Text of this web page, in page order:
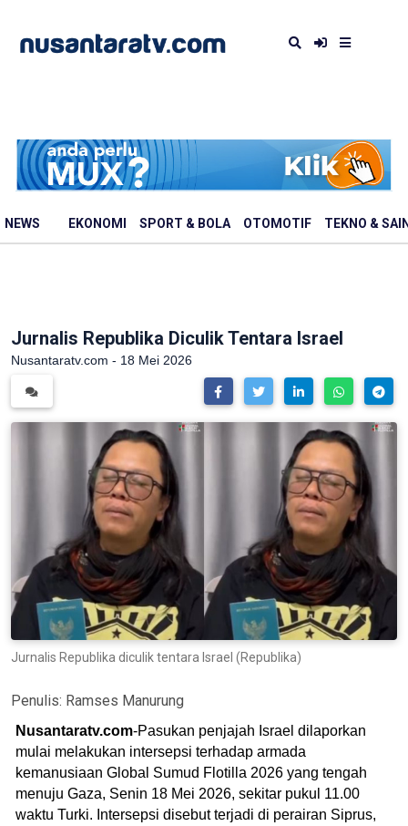
NEWS EKONOMI SPORT & BOLA OTOMOTIF TEKNO &
Jurnalis Republika Diculik Tentara Israel
Nusantaratv.com - 18 Mei 2026
Jurnalis Republika diculik tentara Israel (Republika)
Penulis: Ramses Manurung
Nusantaratv.com-Pasukan penjajah Israel dilaporkan
mulai melakukan intersepsi terhadap armada
kemanusiaan Global Sumud Flotilla 2026 yang tengah
menuju Gaza, Senin 18 Mei 2026, sekitar pukul 11.00
waktu Turki. Intersepsi disebut terjadi di perairan Siprus,